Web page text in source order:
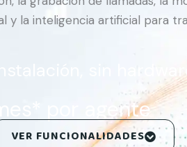
y la inteligencia artificial para
sin
por agente
VER FUNCIONALIDADES